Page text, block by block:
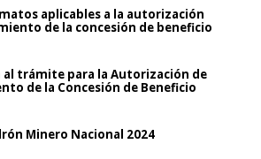
aplicables a la autorización
de la concesión de beneficio
al trámite para la Autorización de
de la Concesión de Beneficio
Minero Nacional 2024